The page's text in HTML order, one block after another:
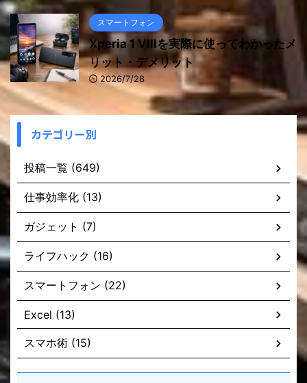
スマートフォン
Xperia 1 VIIIを実際に使ってわかったメ
リット・デメリット
2026/7/28
カテゴリー別
投稿一覧 (649)
仕事効率化 (13)
ガジェット (7)
ライフハック (16)
スマートフォン (22)
Excel (13)
スマホ術 (15)